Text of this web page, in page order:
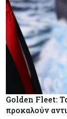
Golden Fleet:
προκαλούν